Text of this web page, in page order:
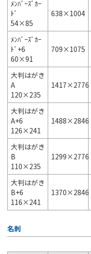
ﾒﾝﾊﾞｰｽﾞｶｰ
ﾄﾞ
54×85
638×1004
ﾒﾝﾊﾞｰｽﾞｶｰ
ﾄﾞ+6
60×91
709×1075
大判はがき
A
120×235
1417×2776
大判はがき
A+6
126×241
1488×2846
大判はがき
B
110×235
1299×2776
大判はがき
B+6
116×241
1370×2846
名刺